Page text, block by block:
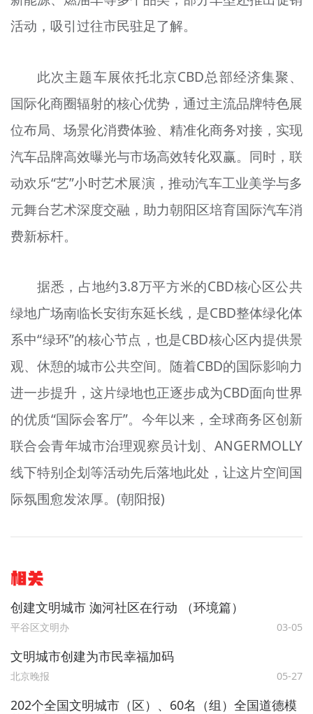
活动，吸引过往市民驻足了解。
此次主题车展依托北京CBD总部经济集聚、
国际化商圈辐射的核心优势，通过主流品牌特色展
位布局、场景化消费体验、精准化商务对接，实现
汽车品牌高效曝光与市场高效转化双赢。同时，联
动欢乐“艺”小时艺术展演，推动汽车工业美学与多
元舞台艺术深度交融，助力朝阳区培育国际汽车消
费新标杆。
据悉，占地约3.8万平方米的CBD核心区公共
绿地广场南临长安街东延长线，是CBD整体绿化体
系中“绿环”的核心节点，也是CBD核心区内提供景
观、休憩的城市公共空间。随着CBD的国际影响力
进一步提升，这片绿地也正逐步成为CBD面向世界
的优质“国际会客厅”。今年以来，全球商务区创新
联合会青年城市治理观察员计划、ANGERMOLLY
线下特别企划等活动先后落地此处，让这片空间国
际氛围愈发浓厚。(朝阳报)
相关
创建文明城市 洳河社区在行动 （环境篇）
平谷区文明办 03-05
文明城市创建为市民幸福加码
北京晚报 05-27
202个全国文明城市（区）、60名（组）全国道德模